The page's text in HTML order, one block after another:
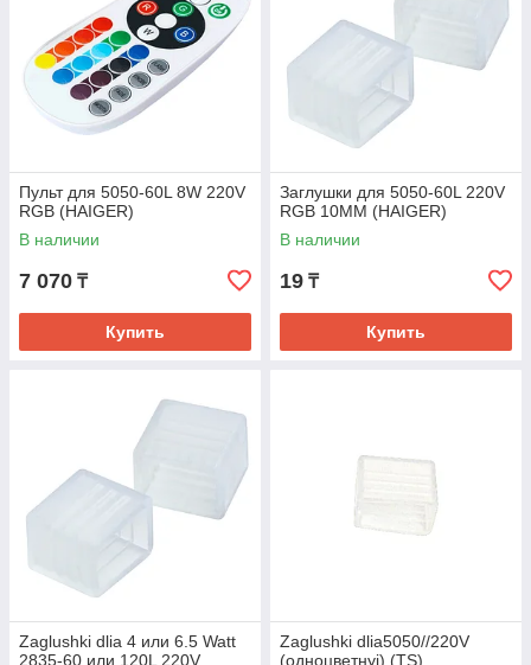
Пульт для 5050-60L 8W 220V
RGB (HAIGER)
В наличии
7 070 ₸
Купить
Заглушки для 5050-60L 220V
RGB 10ММ (HAIGER)
В наличии
19 ₸
Купить
Zaglushki dlia 4 или 6.5 Watt
2835-60 или 120L 220V
Zaglushki dlia5050//220V
(одноцветнyi) (TS)